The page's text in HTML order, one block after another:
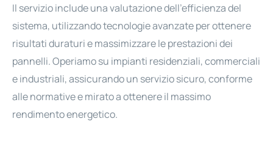
Il servizio include una valutazione dell'efficienza del
sistema, utilizzando tecnologie avanzate per ottenere
risultati duraturi e massimizzare le prestazioni dei
pannelli. Operiamo su impianti residenziali, commerciali
e industriali, assicurando un servizio sicuro, conforme
alle normative e mirato a ottenere il massimo
rendimento energetico.